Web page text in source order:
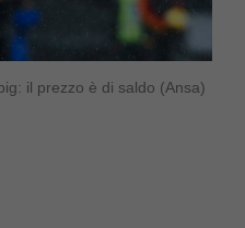
il prezzo è di saldo (Ansa)